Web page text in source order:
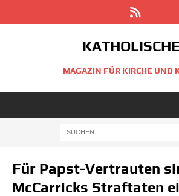
MAGAZIN FÜR KIRCHE UND
Für Papst-Vertrauten
McCarricks Straftaten